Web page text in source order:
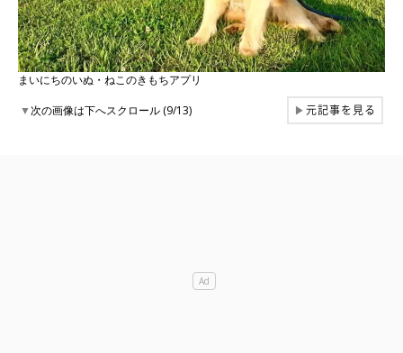
まいにちのいぬ・ねこのきもちアプリ
▼次の画像は下へスクロール (9/13) ▶元記事を見る